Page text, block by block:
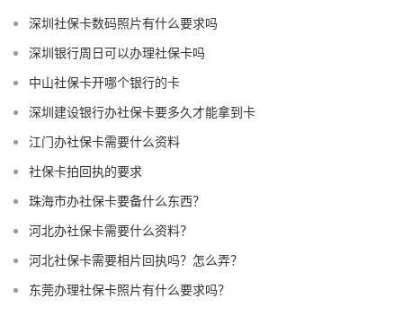
深圳社保卡数码照片有什么要求吗
深圳银行周日可以办理社保卡吗
中山社保卡开哪个银行的卡
深圳建设银行办社保卡要多久才能拿到卡
江门办社保卡需要什么资料
社保卡拍回执的要求
珠海市办社保卡要备什么东西？
河北办社保卡需要什么资料？
河北社保卡需要相片回执吗？怎么弄？
东莞办理社保卡照片有什么要求吗？